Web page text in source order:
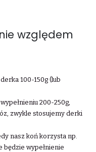
względem
100-150g (lub
200-250g,
zwykle stosujemy derki
nasz koń korzysta np.
będzie wypełnienie